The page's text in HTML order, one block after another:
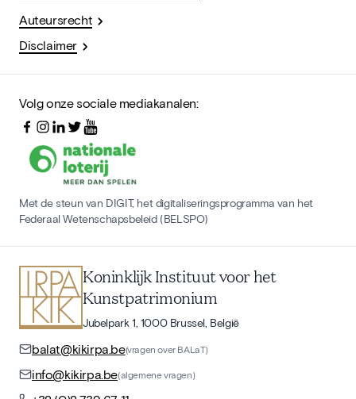
Auteursrecht
Disclaimer
Volg onze sociale mediakanalen:
Met de steun van DIGIT, het digitaliseringsprogramma van het
Federaal Wetenschapsbeleid (BELSPO)
Koninklijk Instituut voor het
Kunstpatrimonium
Jubelpark 1, 1000 Brussel, België
balat@kikirpa.be(vragen over BALaT)
info@kikirpa.be(algemene vragen)